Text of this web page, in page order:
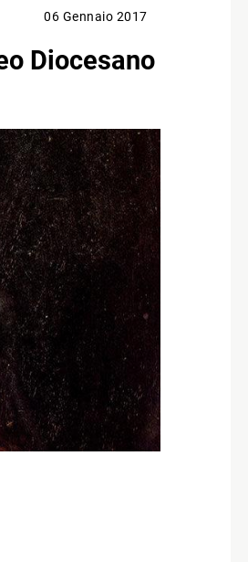
06 Gennaio 2017
Diocesano